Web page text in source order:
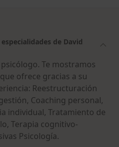
de David
Te mostramos
ofrece gracias a su
Reestructuración
Coaching personal,
individual, Tratamiento de
Terapia cognitivo-
Psicología.